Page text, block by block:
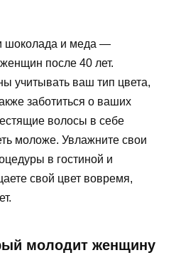
шоколада и меда —
после 40 лет.
учитывать ваш тип цвета,
заботиться о ваших
волосы в себе
моложе. Увлажните свои
в гостиной и
свой цвет вовремя,
молодит женщину